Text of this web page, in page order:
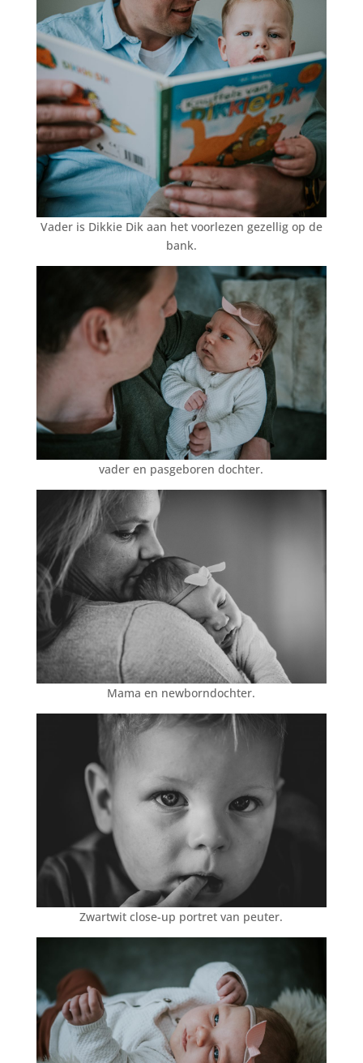
Vader is Dikkie Dik aan het voorlezen gezellig op de
bank.
vader en pasgeboren dochter.
Mama en newborndochter.
Zwartwit close-up portret van peuter.